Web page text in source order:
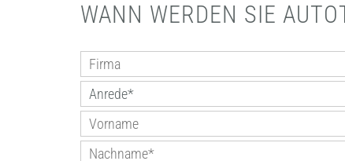
WANN WERDEN SIE